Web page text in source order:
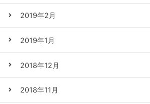
2019年2月
2019年1月
2018年12月
2018年11月